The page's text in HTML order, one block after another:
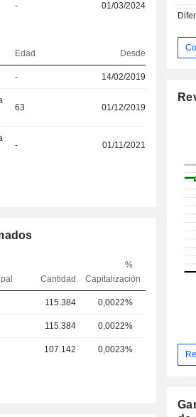
- 01/03/2024
Edad Desde
- 14/02/2019
63 01/12/2019
- 01/11/2021
Cantidad
%
Capitalización
115.384 0,0022%
115.384 0,0022%
107.142 0,0023%